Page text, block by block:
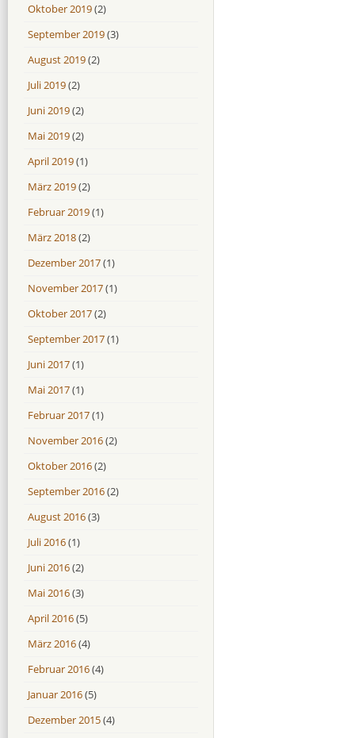
Oktober 2019(2)
September 2019(3)
August 2019(2)
Juli 2019(2)
Juni 2019(2)
Mai 2019(2)
April 2019(1)
März 2019(2)
Februar 2019(1)
März 2018(2)
Dezember 2017(1)
November 2017(1)
Oktober 2017(2)
September 2017(1)
Juni 2017(1)
Mai 2017(1)
Februar 2017(1)
November 2016(2)
Oktober 2016(2)
September 2016(2)
August 2016(3)
Juli 2016(1)
Juni 2016(2)
Mai 2016(3)
April 2016(5)
März 2016(4)
Februar 2016(4)
Januar 2016(5)
Dezember 2015(4)